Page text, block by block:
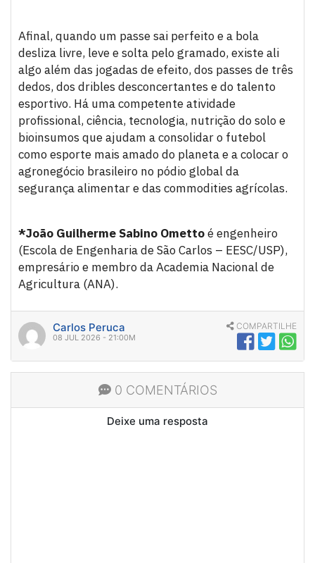
Afinal, quando um passe sai perfeito e a bola
desliza livre, leve e solta pelo gramado, existe ali
algo além das jogadas de efeito, dos passes de três
dedos, dos dribles desconcertantes e do talento
esportivo. Há uma competente atividade
profissional, ciência, tecnologia, nutrição do solo e
bioinsumos que ajudam a consolidar o futebol
como esporte mais amado do planeta e a colocar o
agronegócio brasileiro no pódio global da
segurança alimentar e das commodities agrícolas.
*João Guilherme Sabino Omettoé engenheiro
(Escola de Engenharia de São Carlos – EESC/USP),
empresário e membro da Academia Nacional de
Agricultura (ANA).
Carlos Peruca
08 JUL 2026 - 21:00M
COMPARTILHE
0 COMENTÁRIOS
Deixe uma resposta